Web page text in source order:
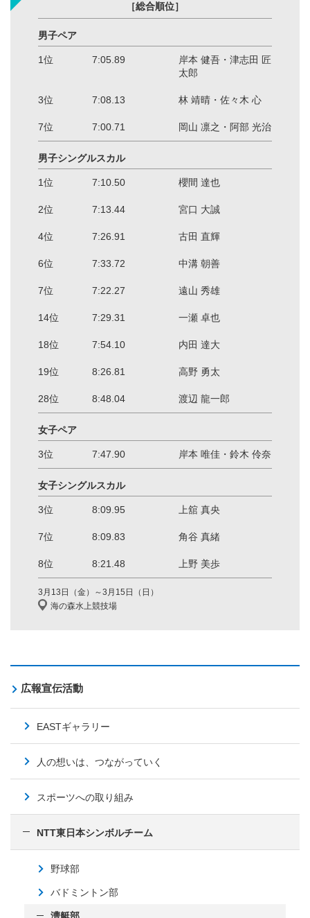
［総合順位］
男子ペア
1位 7:05.89
岸本 健吾・津志田 匠
太郎
3位 7:08.13 林 靖晴・佐々木 心
7位 7:00.71 岡山 凛之・阿部 光治
男子シングルスカル
1位 7:10.50 櫻間 達也
2位 7:13.44 宮口 大誠
4位 7:26.91 古田 直輝
6位 7:33.72 中溝 朝善
7位 7:22.27 遠山 秀雄
14位 7:29.31 一瀬 卓也
18位 7:54.10 内田 達大
19位 8:26.81 高野 勇太
28位 8:48.04 渡辺 龍一郎
女子ペア
3位 7:47.90 岸本 唯佳・鈴木 伶奈
女子シングルスカル
3位 8:09.95 上舘 真央
7位 8:09.83 角谷 真緒
8位 8:21.48 上野 美歩
3月13日（金）～3月15日（日）
海の森水上競技場
広報宣伝活動
EASTギャラリー
人の想いは、つながっていく
スポーツへの取り組み
NTT東日本シンボルチーム
野球部
バドミントン部